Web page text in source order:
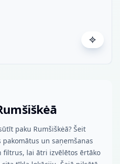
paku Rumšiškėā? Šeit
un saņemšanas
lai ātri izvēlētos ērtāko